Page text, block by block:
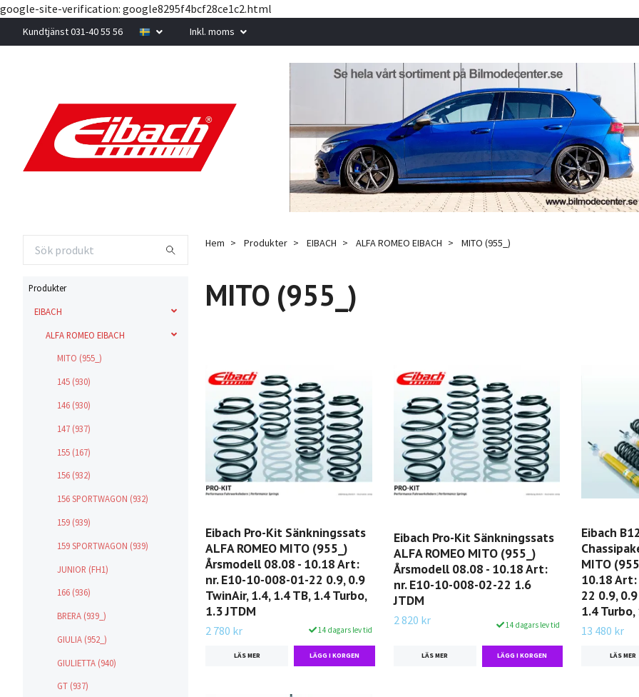
google-site-verification: google8295f4bcf28ce1c2.html
Kundtjänst 031-40 55 56 Inkl. moms
Produkter
EIBACH
ALFA ROMEO EIBACH
MITO (955_)
145 (930)
146 (930)
147 (937)
155 (167)
156 (932)
156 SPORTWAGON (932)
159 (939)
159 SPORTWAGON (939)
JUNIOR (FH1)
166 (936)
BRERA (939_)
GIULIA (952_)
GIULIETTA (940)
GT (937)
Hem Produkter EIBACH ALFA ROMEO EIBACH MITO (955_)
MITO (955_)
Eibach Pro-Kit Sänkningssats
ALFA ROMEO MITO (955_)
Årsmodell 08.08 - 10.18 Art:
nr. E10-10-008-01-22 0.9, 0.9
TwinAir, 1.4, 1.4 TB, 1.4 Turbo,
1.3 JTDM
2 780 kr 14 dagars lev tid
LÄS MER
Eibach Pro-Kit Sänkningssats
ALFA ROMEO MITO (955_)
Årsmodell 08.08 - 10.18 Art:
nr. E10-10-008-02-22 1.6
JTDM
2 820 kr 14 dagars lev tid
LÄS MER
Eibach
MITO
10.18
22 0.9,
1.4 Turbo,
13 480 kr
LÄS MER